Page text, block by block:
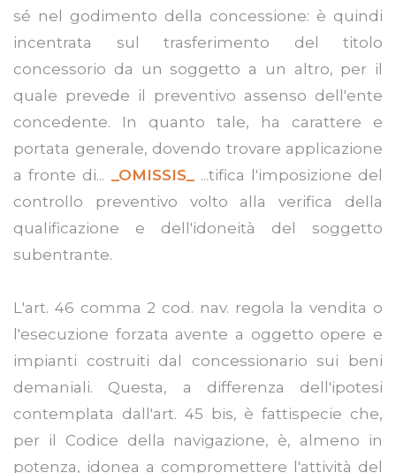
sé nel godimento della concessione: è quindi
incentrata sul trasferimento del titolo
concessorio da un soggetto a un altro, per il
quale prevede il preventivo assenso dell'ente
concedente. In quanto tale, ha carattere e
portata generale, dovendo trovare applicazione
a fronte di...
_OMISSIS_
...tifica l'imposizione del
controllo preventivo volto alla verifica della
qualificazione e dell'idoneità del soggetto
subentrante.
L'art. 46 comma 2 cod. nav. regola la vendita o
l'esecuzione forzata avente a oggetto opere e
impianti costruiti dal concessionario sui beni
demaniali. Questa, a differenza dell'ipotesi
contemplata dall'art. 45 bis, è fattispecie che,
per il Codice della navigazione, è, almeno in
potenza, idonea a compromettere l'attività del